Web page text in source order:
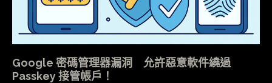
Google 密碼管理器漏洞 允許惡意軟件繞過
Passkey 接管帳戶！